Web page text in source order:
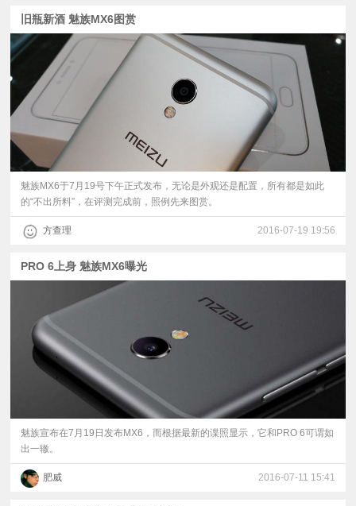
旧瓶新酒 魅族MX6图赏
魅族MX6于7月19号下午正式发布，无论是外观还是配置，所有都是如此
的“不出所料”，在评测完成前，照例先来图赏。​
方查理 2016-07-19 19:56
PRO 6上身 魅族MX6曝光
魅族宣布在7月19日发布MX6，而根据最新的谍照显示，它和PRO 6可谓如
出一辙。
肥威 2016-07-11 15:41